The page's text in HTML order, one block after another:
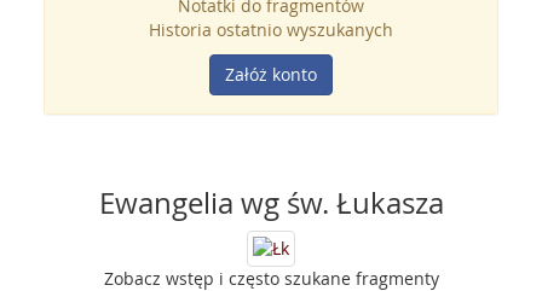
Notatki do fragmentów
Historia ostatnio wyszukanych
Załóż konto
Ewangelia wg św. Łukasza
Zobacz wstęp i często szukane fragmenty